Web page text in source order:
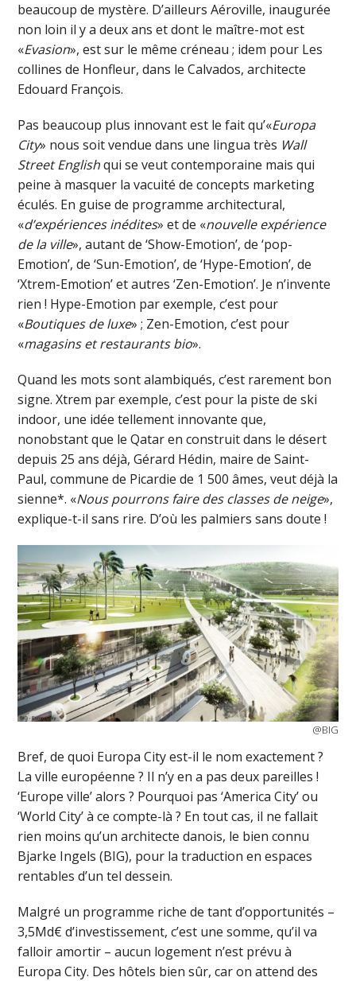
beaucoup de mystère. D’ailleurs Aéroville, inaugurée
non loin il y a deux ans et dont le maître-mot est
«Evasion», est sur le même créneau ; idem pour Les
collines de Honfleur, dans le Calvados, architecte
Edouard François.
Pas beaucoup plus innovant est le fait qu’«Europa
City» nous soit vendue dans une lingua très Wall
Street Englishqui se veut contemporaine mais qui
peine à masquer la vacuité de concepts marketing
éculés. En guise de programme architectural,
«d’expériences inédites» et de «nouvelle expérience
de la ville», autant de ‘Show-Emotion’, de ‘pop-
Emotion’, de ‘Sun-Emotion’, de ‘Hype-Emotion’, de
‘Xtrem-Emotion’ et autres ‘Zen-Emotion’. Je n’invente
rien ! Hype-Emotion par exemple, c’est pour
«Boutiques de luxe» ; Zen-Emotion, c’est pour
«magasins et restaurants bio».
Quand les mots sont alambiqués, c’est rarement bon
signe. Xtrem par exemple, c’est pour la piste de ski
indoor, une idée tellement innovante que,
nonobstant que le Qatar en construit dans le désert
depuis 25 ans déjà, Gérard Hédin, maire de Saint-
Paul, commune de Picardie de 1 500 âmes, veut déjà la
sienne*. «Nous pourrons faire des classes de neige»,
explique-t-il sans rire. D’où les palmiers sans doute !
@BIG
Bref, de quoi Europa City est-il le nom exactement ?
La ville européenne ? Il n’y en a pas deux pareilles !
‘Europe ville’ alors ? Pourquoi pas ‘America City’ ou
‘World City’ à ce compte-là ? En tout cas, il ne fallait
rien moins qu’un architecte danois, le bien connu
Bjarke Ingels (BIG), pour la traduction en espaces
rentables d’un tel dessein.
Malgré un programme riche de tant d’opportunités –
3,5Md€ d’investissement, c’est une somme, qu’il va
falloir amortir – aucun logement n’est prévu à
Europa City. Des hôtels bien sûr, car on attend des